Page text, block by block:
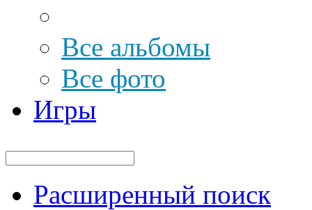
Все альбомы
Все фото
Игры
Расширенный поиск